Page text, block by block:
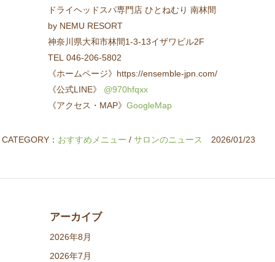
ドライヘッドスパ専門店 ひとねむり 南林間
by NEMU RESORT
神奈川県大和市林間1-3-13イザワビル2F
TEL 046-206-5802
《ホームページ》https://ensemble-jpn.com/
《公式LINE》 @970hfqxx
《アクセス・MAP》GoogleMap
CATEGORY： おすすめメニュー / サロンのニュース 2026/01/23
アーカイブ
2026年8月
2026年7月